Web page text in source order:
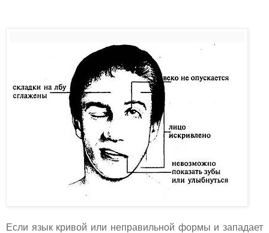
Если язык кривой или неправильной формы и западает